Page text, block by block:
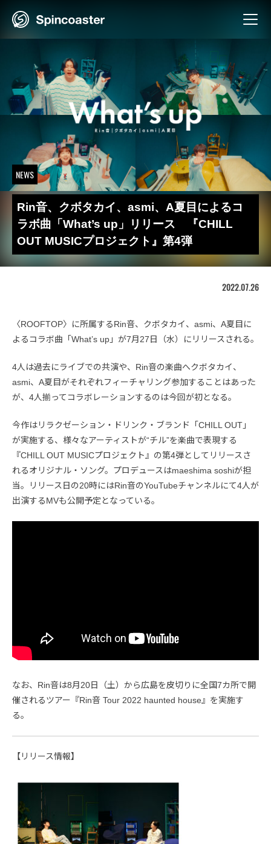
NEWS
Rin音、クボタカイ、asmi、A夏目によるコ
ラボ曲「What’s up」リリース 『CHILL
OUT MUSICプロジェクト』第4弾
2022.07.26
〈ROOFTOP〉に所属するRin音、クボタカイ、asmi、A夏目に
よるコラボ曲「What’s up」が7月27日（水）にリリースされる。
4人は過去にライブでの共演や、Rin音の楽曲へクボタカイ、
asmi、A夏目がそれぞれフィーチャリング参加することはあった
が、4人揃ってコラボレーションするのは今回が初となる。
今作はリラクゼーション・ドリンク・ブランド「CHILL OUT」
が実施する、様々なアーティストが“チル”を楽曲で表現する
『CHILL OUT MUSICプロジェクト』の第4弾としてリリースさ
れるオリジナル・ソング。プロデュースはmaeshima soshiが担
当。リリース日の20時にはRin音のYouTubeチャンネルにて4人が
出演するMVも公開予定となっている。
なお、Rin音は8月20日（土）から広島を皮切りに全国7カ所で開
催されるツアー『Rin音 Tour 2022 haunted house』を実施す
る。
【リリース情報】